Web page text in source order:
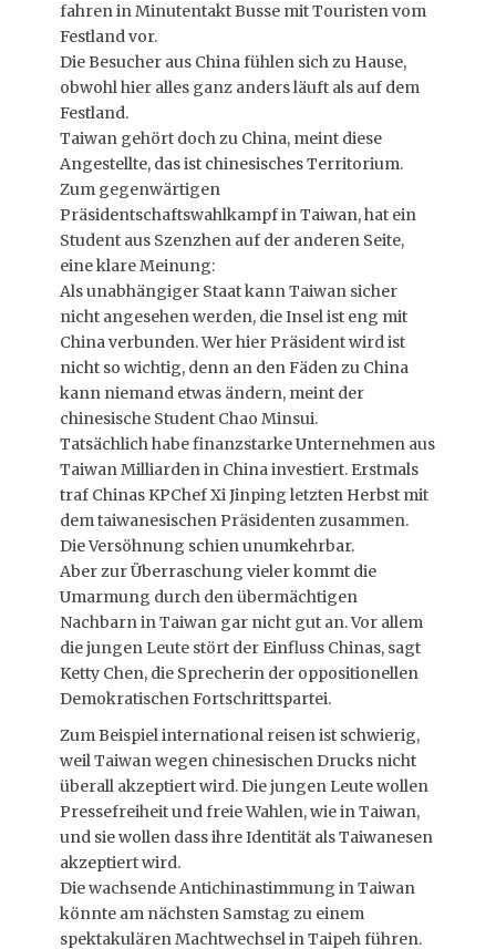
fahren in Minutentakt Busse mit Touristen vom
Festland vor.
Die Besucher aus China fühlen sich zu Hause,
obwohl hier alles ganz anders läuft als auf dem
Festland.
Taiwan gehört doch zu China, meint diese
Angestellte, das ist chinesisches Territorium.
Zum gegenwärtigen
Präsidentschaftswahlkampf in Taiwan, hat ein
Student aus Szenzhen auf der anderen Seite,
eine klare Meinung:
Als unabhängiger Staat kann Taiwan sicher
nicht angesehen werden, die Insel ist eng mit
China verbunden. Wer hier Präsident wird ist
nicht so wichtig, denn an den Fäden zu China
kann niemand etwas ändern, meint der
chinesische Student Chao Minsui.
Tatsächlich habe finanzstarke Unternehmen aus
Taiwan Milliarden in China investiert. Erstmals
traf Chinas KPChef Xi Jinping letzten Herbst mit
dem taiwanesischen Präsidenten zusammen.
Die Versöhnung schien unumkehrbar.
Aber zur Überraschung vieler kommt die
Umarmung durch den übermächtigen
Nachbarn in Taiwan gar nicht gut an. Vor allem
die jungen Leute stört der Einfluss Chinas, sagt
Ketty Chen, die Sprecherin der oppositionellen
Demokratischen Fortschrittspartei.
Zum Beispiel international reisen ist schwierig,
weil Taiwan wegen chinesischen Drucks nicht
überall akzeptiert wird. Die jungen Leute wollen
Pressefreiheit und freie Wahlen, wie in Taiwan,
und sie wollen dass ihre Identität als Taiwanesen
akzeptiert wird.
Die wachsende Antichinastimmung in Taiwan
könnte am nächsten Samstag zu einem
spektakulären Machtwechsel in Taipeh führen.